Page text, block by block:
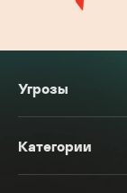
Угрозы
Категории